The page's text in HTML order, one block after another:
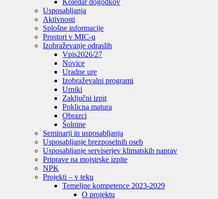
Koledar dogodkov
Usposabljanja
Aktivnosti
Splošne informacije
Prostori v MIC-u
Izobraževanje odraslih
Vpis2026/27
Novice
Uradne ure
Izobraževalni programi
Urniki
Zaključni izpit
Poklicna matura
Obrazci
Šolnine
Seminarji in usposabljanja
Usposabljanje brezposelnih oseb
Usposabljanje serviserjev klimatskih naprav
Priprave na mojstrske izpite
NPK
Projekti – v teku
Temeljne kompetence 2023-2029
O projektu